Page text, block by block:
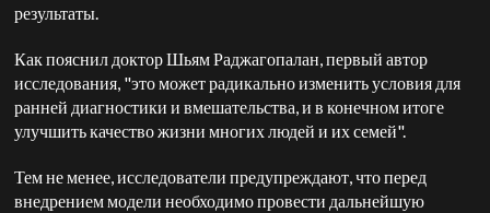
результаты.
Как пояснил доктор Шьям Раджагопалан, первый автор
исследования, "это может радикально изменить условия для
ранней диагностики и вмешательства, и в конечном итоге
улучшить качество жизни многих людей и их семей".
Тем не менее, исследователи предупреждают, что перед
внедрением модели необходимо провести дальнейшую